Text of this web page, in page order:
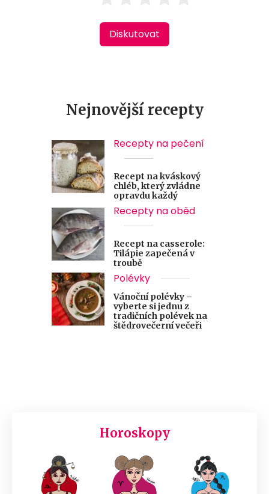
Diskutovat
Nejnovější recepty
Recepty na pečení
Recept na kváskový
chléb, který zvládne
opravdu každý
Recepty na oběd
Recept na casserole:
Tilápie zapečená v
troubě
Polévky
Vánoční polévky –
vyberte si jednu z
tradičních polévek na
štědrovečerní večeři
Horoskopy